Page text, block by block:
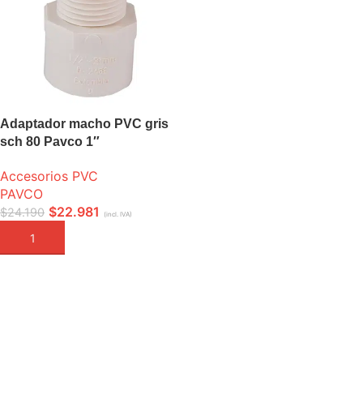
Adaptador macho PVC gris
sch 80 Pavco 1″
Accesorios PVC
PAVCO
$24.190 $22.981 (incl. IVA)
AÑADIR A LA CESTA